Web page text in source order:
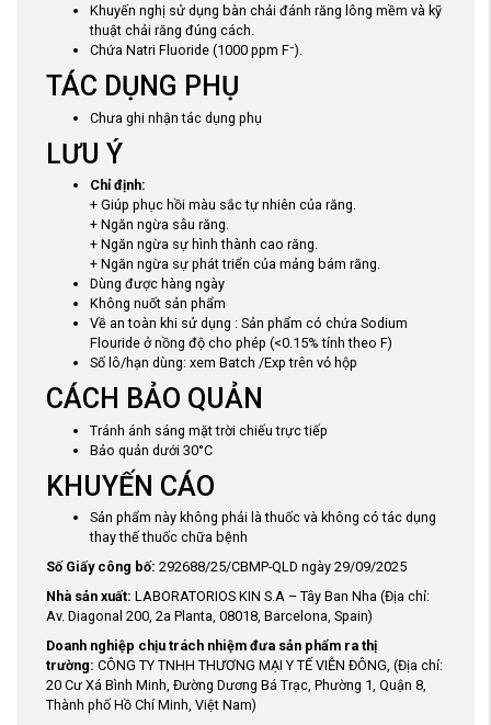
Khuyến nghị sử dụng bàn chải đánh răng lông mềm và kỹ
thuật chải răng đúng cách.
Chứa Natri Fluoride (1000 ppm F⁻).
TÁC DỤNG PHỤ
Chưa ghi nhận tác dụng phụ
LƯU Ý
Chỉ định:
+ Giúp phục hồi màu sắc tự nhiên của răng.
+ Ngăn ngừa sâu răng.
+ Ngăn ngừa sự hình thành cao răng.
+ Ngăn ngừa sự phát triển của mảng bám răng.
Dùng được hàng ngày
Không nuốt sản phẩm
Về an toàn khi sử dụng : Sản phẩm có chứa Sodium
Flouride ở nồng độ cho phép (<0.15% tính theo F)
Số lô/hạn dùng: xem Batch /Exp trên vỏ hộp
CÁCH BẢO QUẢN
Tránh ánh sáng mặt trời chiếu trực tiếp
Bảo quản dưới 30°C
KHUYẾN CÁO
Sản phẩm này không phải là thuốc và không có tác dụng
thay thế thuốc chữa bệnh
Số Giấy công bố: 292688/25/CBMP-QLD ngày 29/09/2025
Nhà sản xuất: LABORATORIOS KIN S.A – Tây Ban Nha (Địa chỉ:
Av. Diagonal 200, 2a Planta, 08018, Barcelona, Spain)
Doanh nghiệp chịu trách nhiệm đưa sản phẩm ra thị
trường: CÔNG TY TNHH THƯƠNG MẠI Y TẾ VIỄN ĐÔNG, (Địa chỉ:
20 Cư Xá Bình Minh, Đường Dương Bá Trạc, Phường 1, Quận 8,
Thành phố Hồ Chí Minh, Việt Nam)